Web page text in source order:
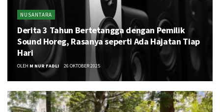
NUSANTARA
Derita 3 Tahun Bertetangga dengan Pemilik
Sound Horeg, Rasanya seperti Ada Hajatan Tiap
Hari
OLEH M NUR FADLI 26 OKTOBER 2025